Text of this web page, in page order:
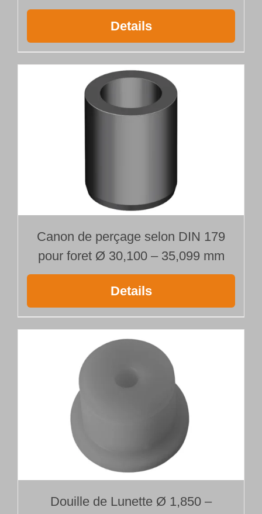
Details
Canon de perçage selon DIN 179
pour foret Ø 30,100 – 35,099 mm
Details
Douille de Lunette Ø 1,850 –